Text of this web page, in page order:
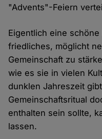
"Advents"-Feiern
Eigentlich eine
friedliches, möglicht
Gemeinschaft zu
wie es sie in vielen
dunklen Jahreszeit
Gemeinschaftsritual
enthalten sein sollte,
lassen.